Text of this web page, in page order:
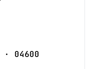
· 04600